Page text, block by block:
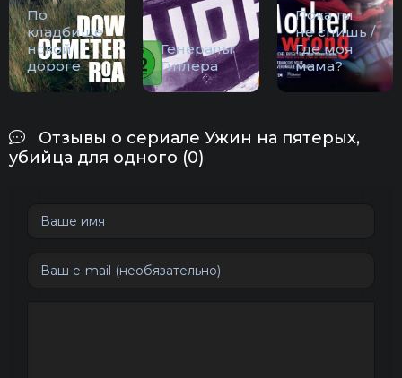
По
кладбище
нской
дороге
Генералы
Гитлера
Пока ты
не спишь /
Где моя
мама?
Отзывы о сериале Ужин на пятерых,
убийца для одного (0)